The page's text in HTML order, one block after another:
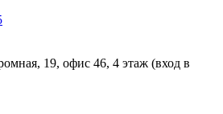
19, офис 46, 4 этаж (вход в